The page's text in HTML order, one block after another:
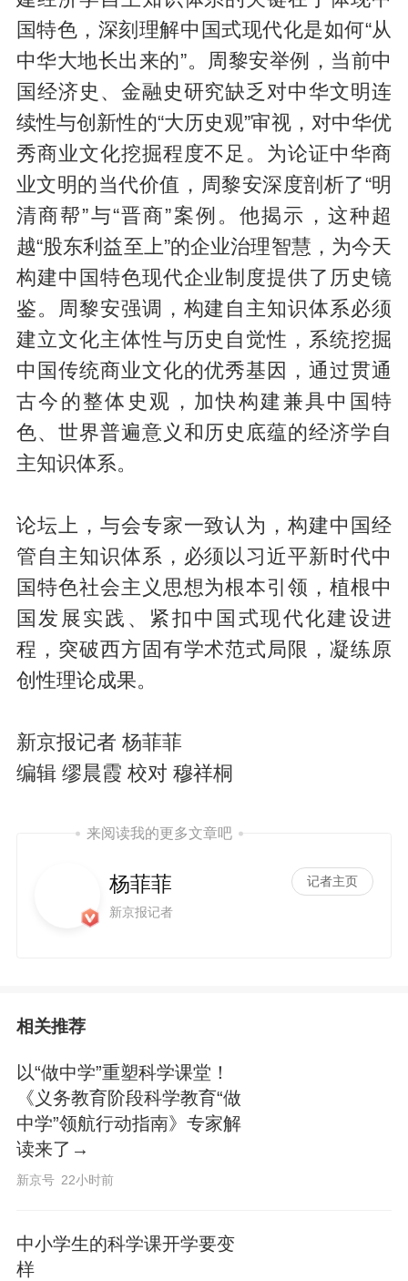
国特色，深刻理解中国式现代化是如何“从
中华大地长出来的”。周黎安举例，当前中
国经济史、金融史研究缺乏对中华文明连
续性与创新性的“大历史观”审视，对中华优
秀商业文化挖掘程度不足。为论证中华商
业文明的当代价值，周黎安深度剖析了“明
清商帮”与“晋商”案例。他揭示，这种超
越“股东利益至上”的企业治理智慧，为今天
构建中国特色现代企业制度提供了历史镜
鉴。周黎安强调，构建自主知识体系必须
建立文化主体性与历史自觉性，系统挖掘
中国传统商业文化的优秀基因，通过贯通
古今的整体史观，加快构建兼具中国特
色、世界普遍意义和历史底蕴的经济学自
主知识体系。
论坛上，与会专家一致认为，构建中国经
管自主知识体系，必须以习近平新时代中
国特色社会主义思想为根本引领，植根中
国发展实践、紧扣中国式现代化建设进
程，突破西方固有学术范式局限，凝练原
创性理论成果。
新京报记者 杨菲菲
编辑 缪晨霞 校对 穆祥桐
来阅读我的更多文章吧
杨菲菲
新京报记者
记者主页
相关推荐
以“做中学”重塑科学课堂！
《义务教育阶段科学教育“做
中学”领航行动指南》专家解
读来了→
新京号 22小时前
中小学生的科学课开学要变
样